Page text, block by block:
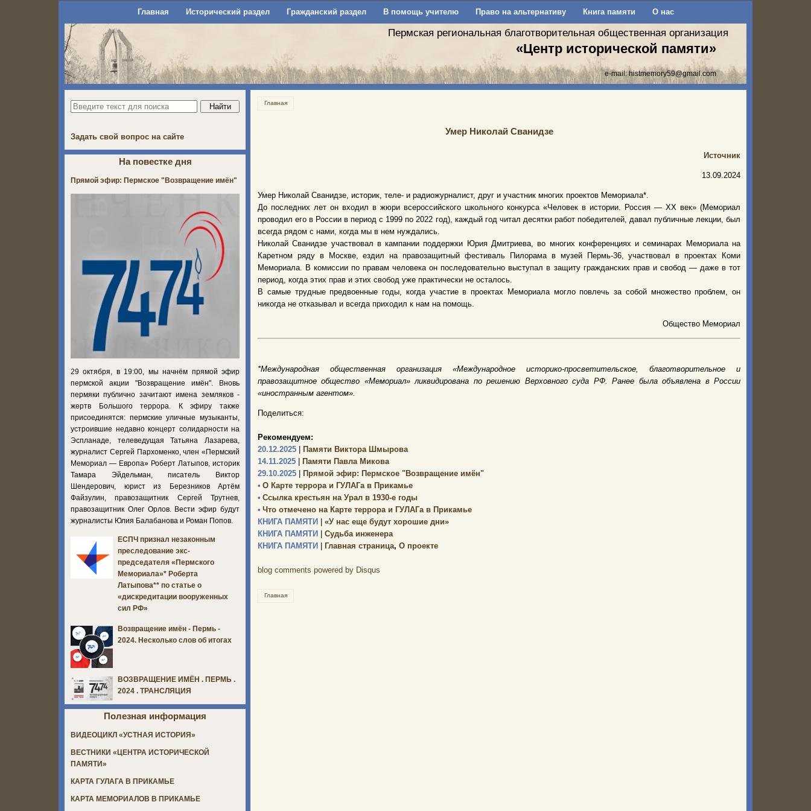
Главная Исторический раздел Гражданский раздел В помощь учителю Право на альтернативу Книга памяти О нас
Пермская региональная благотворительная общественная организация
«Центр исторической памяти»
e-mail:histmemory59@gmail.com
Главная
Умер Николай Сванидзе
Источник
13.09.2024
Умер Николай Сванидзе, историк, теле- и радиожурналист, друг и участник многих проектов Мемориала*.
До последних лет он входил в жюри всероссийского школьного конкурса «Человек в истории. Россия — ХХ век» (Мемориал
проводил его в России в период с 1999 по 2022 год), каждый год читал десятки работ победителей, давал публичные лекции, был
всегда рядом с нами, когда мы в нем нуждались.
Николай Сванидзе участвовал в кампании поддержки Юрия Дмитриева, во многих конференциях и семинарах Мемориала на
Каретном ряду в Москве, ездил на правозащитный фестиваль Пилорама в музей Пермь-36, участвовал в проектах Коми
Мемориала. В комиссии по правам человека он последовательно выступал в защиту гражданских прав и свобод — даже в тот
период, когда этих прав и этих свобод уже практически не осталось.
В самые трудные предвоенные годы, когда участие в проектах Мемориала могло повлечь за собой множество проблем, он
никогда не отказывал и всегда приходил к нам на помощь.
Общество Мемориал
*Международная общественная организация «Международное историко-просветительское, благотворительное и
правозащитное общество «Мемориал» ликвидирована по решению Верховного суда РФ. Ранее была объявлена в России
«иностранным агентом».
Поделиться:
Рекомендуем:
20.12.2025 | Памяти Виктора Шмырова
14.11.2025 | Памяти Павла Микова
29.10.2025 | Прямой эфир: Пермское "Возвращение имён"
• О Карте террора и ГУЛАГа в Прикамье
• Ссылка крестьян на Урал в 1930-е годы
• Что отмечено на Карте террора и ГУЛАГа в Прикамье
КНИГА ПАМЯТИ | «У нас еще будут хорошие дни»
КНИГА ПАМЯТИ | Судьба инженера
КНИГА ПАМЯТИ | Главная страница, О проекте
blog comments powered by Disqus
Главная
Задать свой вопрос на сайте
На повестке дня
Прямой эфир: Пермское "Возвращение имён"
29 октября, в 19:00, мы начнём прямой эфир
пермской акции "Возвращение имён". Вновь
пермяки публично зачитают имена земляков -
жертв Большого террора. К эфиру также
присоединятся: пермские уличные музыканты,
устроившие недавно концерт солидарности на
Эспланаде, телеведущая Татьяна Лазарева,
журналист Сергей Пархоменко, член «Пермский
Мемориал — Европа» Роберт Латыпов, историк
Тамара Эйдельман, писатель Виктор
Шендерович, юрист из Березников Артём
Файзулин, правозащитник Сергей Трутнев,
правозащитник Олег Орлов. Вести эфир будут
журналисты Юлия Балабанова и Роман Попов.
ЕСПЧ признал незаконным
преследование экс-
председателя «Пермского
Мемориала»* Роберта
Латыпова** по статье о
«дискредитации вооруженных
сил РФ»
Возвращение имён - Пермь -
2024. Несколько слов об итогах
ВОЗВРАЩЕНИЕ ИМЁН . ПЕРМЬ .
2024 . ТРАНСЛЯЦИЯ
Полезная информация
ВИДЕОЦИКЛ «УСТНАЯ ИСТОРИЯ»
ВЕСТНИКИ «ЦЕНТРА ИСТОРИЧЕСКОЙ
ПАМЯТИ»
КАРТА ГУЛАГА В ПРИКАМЬЕ
КАРТА МЕМОРИАЛОВ В ПРИКАМЬЕ